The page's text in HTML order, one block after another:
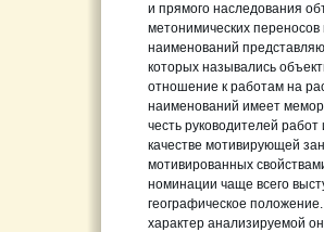
и прямого наследования
метонимических
наименований
которых назывались
отношение к работам на
наименований имеет
честь руководителей
качестве мотивирующей
мотивированных
номинации чаще всего
географическое
характер анализируемой